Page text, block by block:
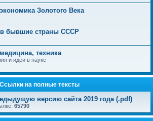
Золотого Века
в бывшие страны СССР
техника
и идеи в науке
Ссылки на полные тексты
версию сайта 2019 года (.pdf)
65790